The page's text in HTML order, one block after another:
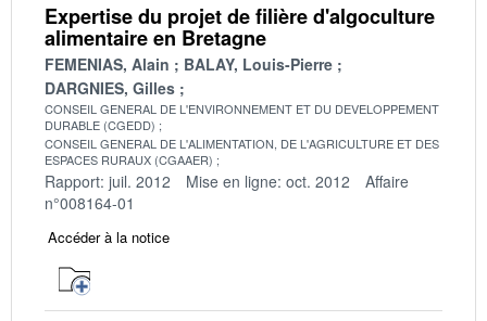
Expertise du projet de filière d'algoculture
alimentaire en Bretagne
FEMENIAS, Alain
BALAY, Louis-Pierre
DARGNIES, Gilles
CONSEIL GENERAL DE L'ENVIRONNEMENT ET DU DEVELOPPEMENT
DURABLE (CGEDD)
CONSEIL GENERAL DE L'ALIMENTATION, DE L'AGRICULTURE ET DES
ESPACES RURAUX (CGAAER)
Rapport: juil. 2012 Mise en ligne: oct. 2012
Affaire
n°008164-01
Accéder à la notice